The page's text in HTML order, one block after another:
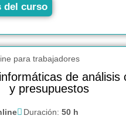
del curso
de análisis
y presupuestos
Duración: 50 h